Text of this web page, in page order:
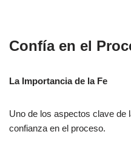
Confía en el
La Importancia de la Fe
Uno de los aspectos clave de
confianza en el proceso.